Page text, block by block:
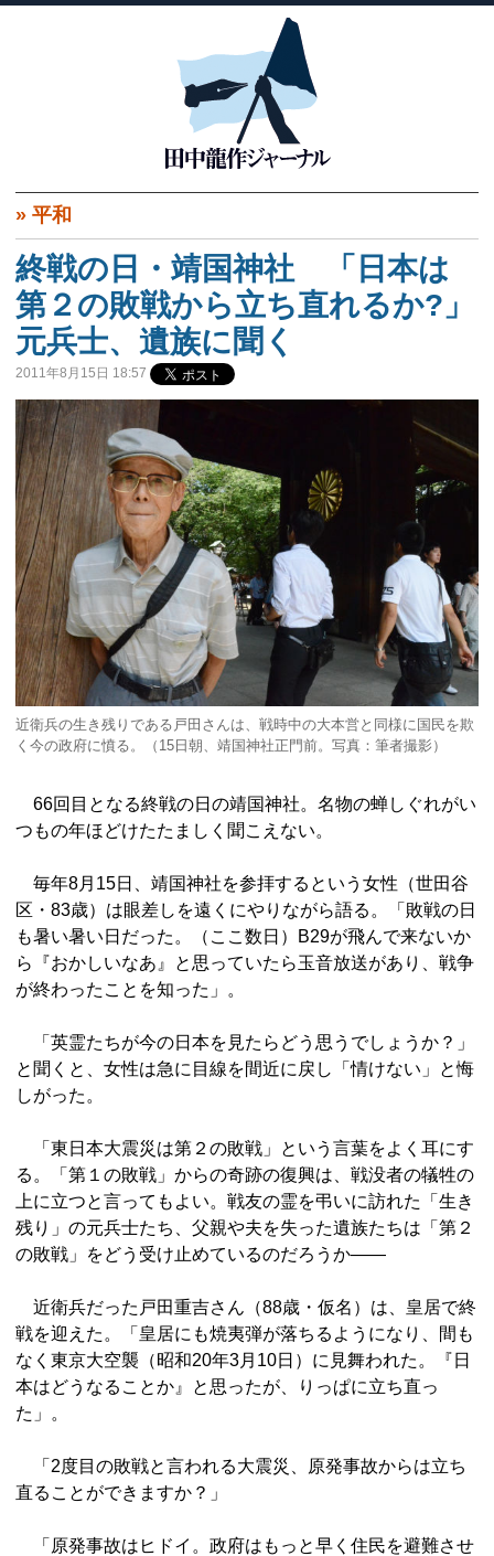
» 平和
終戦の日・靖国神社 「日本は
第２の敗戦から立ち直れるか?」
元兵士、遺族に聞く
2011年8月15日 18:57
近衛兵の生き残りである戸田さんは、戦時中の大本営と同様に国民を欺
く今の政府に憤る。（15日朝、靖国神社正門前。写真：筆者撮影）
66回目となる終戦の日の靖国神社。名物の蝉しぐれがい
つもの年ほどけたたましく聞こえない。
毎年8月15日、靖国神社を参拝するという女性（世田谷
区・83歳）は眼差しを遠くにやりながら語る。「敗戦の日
も暑い暑い日だった。（ここ数日）B29が飛んで来ないか
ら『おかしいなあ』と思っていたら玉音放送があり、戦争
が終わったことを知った」。
「英霊たちが今の日本を見たらどう思うでしょうか？」
と聞くと、女性は急に目線を間近に戻し「情けない」と悔
しがった。
「東日本大震災は第２の敗戦」という言葉をよく耳にす
る。「第１の敗戦」からの奇跡の復興は、戦没者の犠牲の
上に立つと言ってもよい。戦友の霊を弔いに訪れた「生き
残り」の元兵士たち、父親や夫を失った遺族たちは「第２
の敗戦」をどう受け止めているのだろうか――
近衛兵だった戸田重吉さん（88歳・仮名）は、皇居で終
戦を迎えた。「皇居にも焼夷弾が落ちるようになり、間も
なく東京大空襲（昭和20年3月10日）に見舞われた。『日
本はどうなることか』と思ったが、りっぱに立ち直っ
た」。
「2度目の敗戦と言われる大震災、原発事故からは立ち
直ることができますか？」
「原発事故はヒドイ。政府はもっと早く住民を避難させ